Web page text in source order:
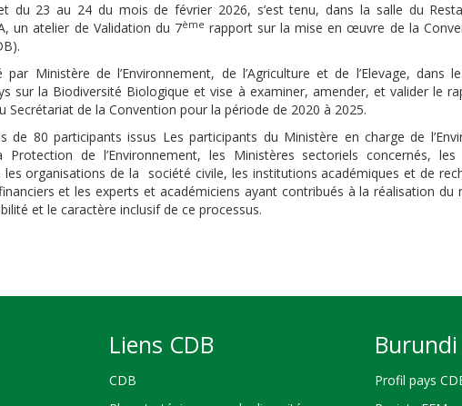
du 23 au 24 du mois de février 2026, s’est tenu, dans la salle du
un atelier de Validation du 7ème rapport sur la mise en œuvre de la
Ministère de l’Environnement, de l’Agriculture et de l’Elevage, dans
sur la Biodiversité Biologique et vise à examiner, amender, et valider le
Secrétariat de la Convention pour la période de 2020 à 2025.
de 80 participants issus Les participants du Ministère en charge de
Protection de l’Environnement, les Ministères sectoriels concernés,les
les organisations de la société civile, les institutions académiques et de
et les experts et académiciens ayant contribués à la réalisation du
et le caractère inclusif de ce processus.
Liens CDB
CDB
Burundi
Profil pays